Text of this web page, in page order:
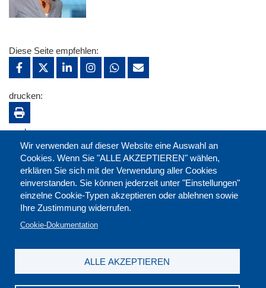
Wir verwenden auf dieser Website eine Auswahl an
Cookies. Wenn Sie "ALLE AKZEPTIEREN" wählen,
erklären Sie sich mit der Verwendung aller Cookies
einverstanden. Sie können jederzeit unter "Einstellungen"
einzelne Cookie-Typen akzeptieren oder ablehnen sowie
Ihre Zustimmung widerrufen.
Cookie-Dokumentation
ALLE AKZEPTIEREN
Diese Seite empfehlen:
drucken:
merken: